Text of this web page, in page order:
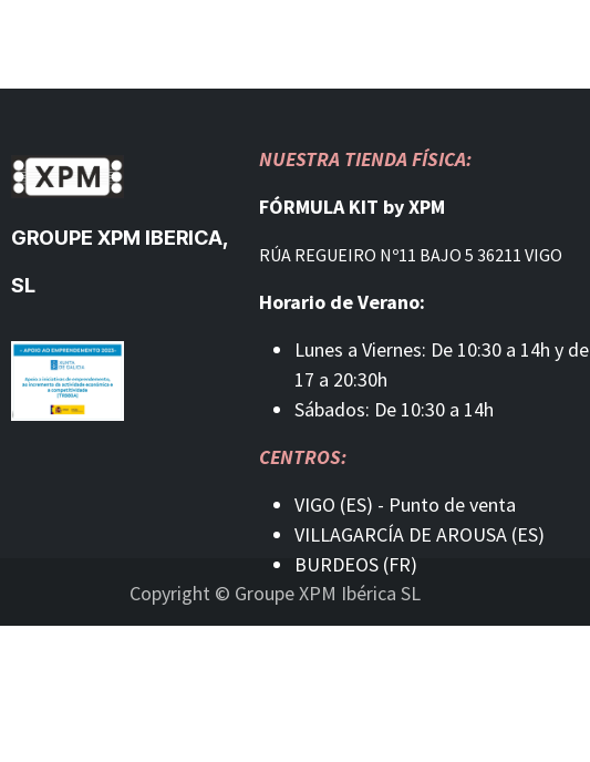
GROUPE XPM IBERICA,
SL
NUESTRA TIENDA FÍSICA:
FÓRMULA KIT by XPM
RÚA REGUEIRO Nº11 BAJO 5 36211 VIGO
Horario de Verano:
Lunes a Viernes: De 10:30 a 14h y de
17 a 20:30h
Sábados: De 10:30 a 14h
CENTROS:
VIGO (ES) - Punto de venta
VILLAGARCÍA DE AROUSA (ES)
BURDEOS (FR)
Copyright © Groupe XPM Ibérica SL